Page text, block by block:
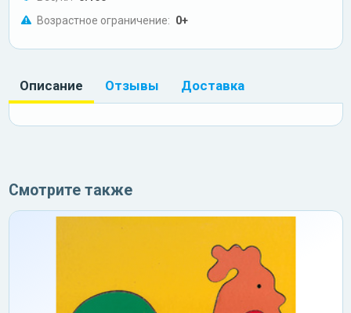
Возрастное ограничение: 0+
Описание Отзывы Доставка
Смотрите также